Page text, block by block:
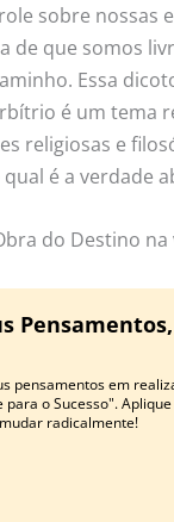
sobre nossas
de que somos
Essa
é um tema
religiosas e
é a verdade
do Destino
pensamentos em
para o Sucesso".
radicalmente!